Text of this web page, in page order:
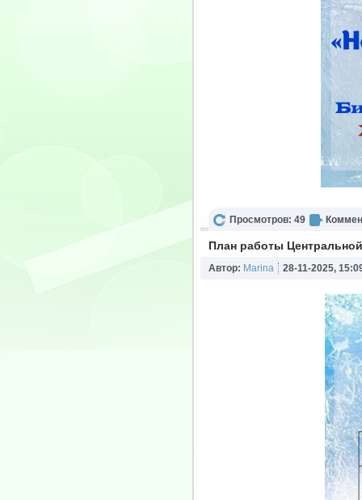
Просмотров: 49
План работы
Автор: Marina 28-11-2025,